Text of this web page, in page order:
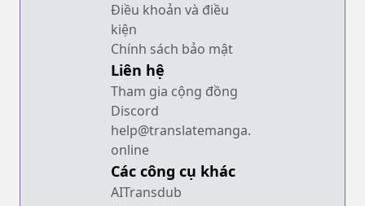
Điều khoản và điều
kiện
Chính sách bảo mật
Liên hệ
Tham gia cộng đồng
Discord
help@translatemanga.
online
Các công cụ khác
AITransdub